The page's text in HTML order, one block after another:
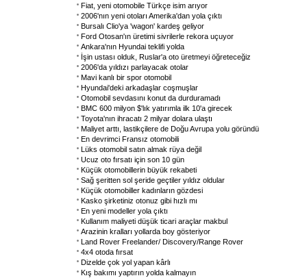
Fiat, yeni otomobile Türkçe isim arıyor
2006'nın yeni otoları Amerika'dan yola çıktı
Bursalı Clio'ya 'wagon' kardeş geliyor
Ford Otosan'ın üretimi sivrilerle rekora uçuyor
Ankara'nın Hyundai teklifi yolda
İşin ustası olduk, Ruslar'a oto üretmeyi öğreteceğiz
2006'da yıldızı parlayacak otolar
Mavi kanlı bir spor otomobil
Hyundai'deki arkadaşlar coşmuşlar
Otomobil sevdasını konut da durduramadı
BMC 600 milyon $'lık yatırımla ilk 10'a girecek
Toyota'nın ihracatı 2 milyar dolara ulaştı
Maliyet arttı, lastikçilere de Doğu Avrupa yolu göründü
En devrimci Fransız otomobili
Lüks otomobil satın almak rüya değil
Ucuz oto fırsatı için son 10 gün
Küçük otomobillerin büyük rekabeti
Sağ şeritten sol şeride geçtiler yıldız oldular
Küçük otomobiller kadınların gözdesi
Kasko şirketiniz otonuz gibi hızlı mı
En yeni modeller yola çıktı
Kullanım maliyeti düşük ticari araçlar makbul
Arazinin kralları yollarda boy gösteriyor
Land Rover Freelander/ Discovery/Range Rover
4x4 otoda fırsat
Dizelde çok yol yapan kârlı
Kış bakımı yaptırın yolda kalmayın